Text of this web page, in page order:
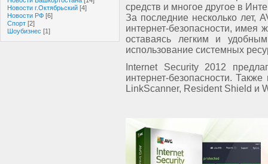
Новости г.Октябрьский [4]
Новости РФ [6]
Спорт [2]
Шоубизнес [1]
средств и многое другое в
За последние несколько лет,
интернет-безопасности, имея
оставаясь легким и
использование системных
Internet Security 2012
интернет-безопасности.
LinkScanner, Resident Shield и